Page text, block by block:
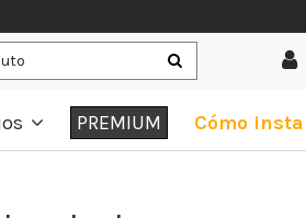
PREMIUM Cómo